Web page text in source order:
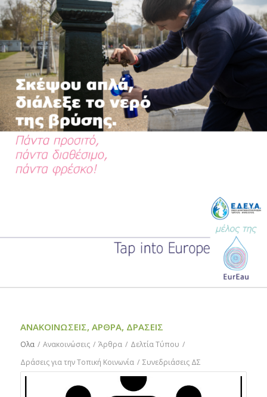
ΑΝΑΚΟΙΝΏΣΕΙΣ, ΆΡΘΡΑ, ΔΡΆΣΕΙΣ
Ολα / Ανακοινώσεις / Άρθρα / Δελτία Τύπου /
Δράσεις για την Τοπική Κοινωνία / Συνεδριάσεις ΔΣ